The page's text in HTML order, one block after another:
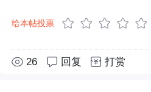
给本帖投票
26 回复 打赏